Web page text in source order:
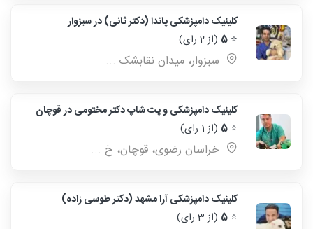
کلینیک دامپزشکی پاندا (دکتر ثانی) در سبزوار
⭐
5 (از 2 رای)
سبزوار، میدان نقابشک ...
کلینیک دامپزشکی و پت شاپ دکتر مختومی در قوچان
⭐
5 (از 1 رای)
خراسان رضوی، قوچان، خ ...
کلینیک دامپزشکی آرا مشهد (دکتر طوسی زاده)
⭐
5 (از 3 رای)